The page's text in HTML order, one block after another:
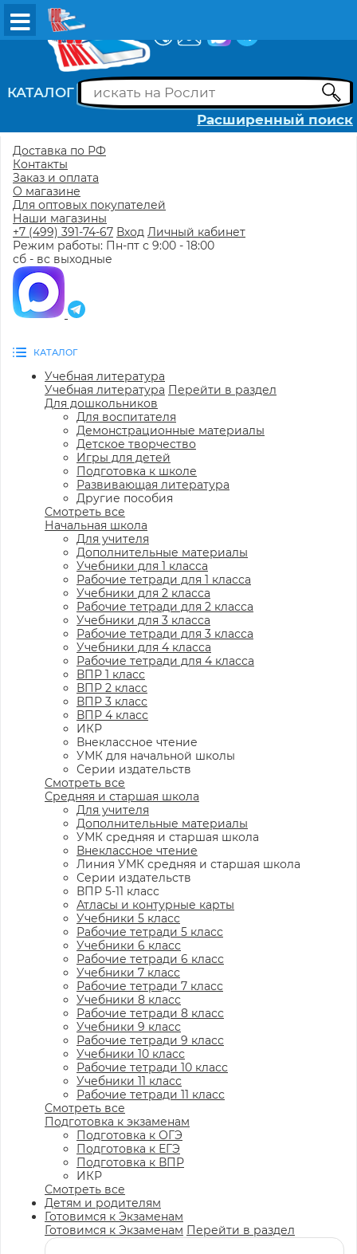
КАТАЛОГ
Расширенный поиск
Доставка по РФ
Контакты
Заказ и оплата
О магазине
Для оптовых покупателей
Наши магазины
+7 (499) 391-74-67 Вход Личный кабинет
Режим работы: Пн-пт с 9:00 - 18:00
сб - вс выходные
КАТАЛОГ
Учебная литература
Учебная литература Перейти в раздел
Для дошкольников
Для воспитателя
Демонстрационные материалы
Детское творчество
Игры для детей
Подготовка к школе
Развивающая литература
Другие пособия
Смотреть все
Начальная школа
Для учителя
Дополнительные материалы
Учебники для 1 класса
Рабочие тетради для 1 класса
Учебники для 2 класса
Рабочие тетради для 2 класса
Учебники для 3 класса
Рабочие тетради для 3 класса
Учебники для 4 класса
Рабочие тетради для 4 класса
ВПР 1 класс
ВПР 2 класс
ВПР 3 класс
ВПР 4 класс
ИКР
Внеклассное чтение
УМК для начальной школы
Серии издательств
Смотреть все
Средняя и старшая школа
Для учителя
Дополнительные материалы
УМК средняя и старшая школа
Внеклассное чтение
Линия УМК средняя и старшая школа
Серии издательств
ВПР 5-11 класс
Атласы и контурные карты
Учебники 5 класс
Рабочие тетради 5 класс
Учебники 6 класс
Рабочие тетради 6 класс
Учебники 7 класс
Рабочие тетради 7 класс
Учебники 8 класс
Рабочие тетради 8 класс
Учебники 9 класс
Рабочие тетради 9 класс
Учебники 10 класс
Рабочие тетради 10 класс
Учебники 11 класс
Рабочие тетради 11 класс
Смотреть все
Подготовка к экзаменам
Подготовка к ОГЭ
Подготовка к ЕГЭ
Подготовка к ВПР
ИКР
Смотреть все
Детям и родителям
Готовимся к Экзаменам
Готовимся к Экзаменам Перейти в раздел